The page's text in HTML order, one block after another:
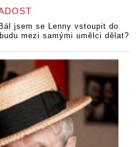
jsem se Lenny vstoupit do
mezi samými umělci dělat?